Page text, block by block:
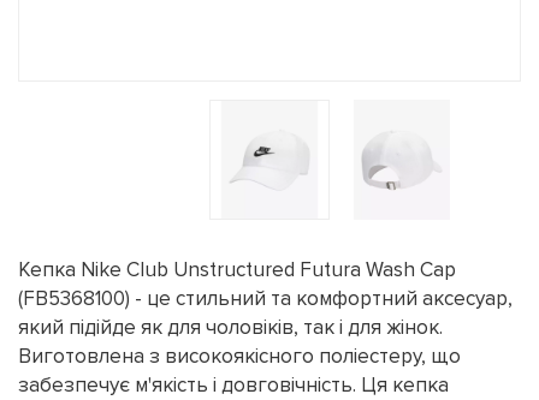
Кепка Nike Club Unstructured Futura Wash Cap
(FB5368100) - це стильний та комфортний аксесуар,
який підійде як для чоловіків, так і для жінок.
Виготовлена з високоякісного поліестеру, що
забезпечує м'якість і довговічність. Ця кепка